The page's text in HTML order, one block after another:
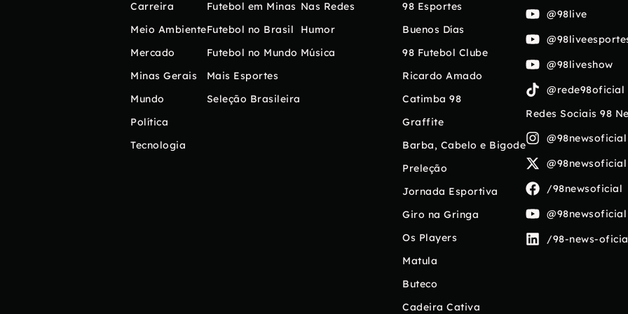
Carreira
Meio Ambiente
Mercado
Minas Gerais
Mundo
Política
Tecnologia
Futebol em Minas
Futebol no Brasil
Futebol no Mundo
Mais Esportes
Seleção Brasileira
Nas Redes
Humor
Música
98 Esportes
Buenos Días
98 Futebol Clube
Ricardo Amado
Catimba 98
Graffite
Barba, Cabelo e Bigode
Preleção
Jornada Esportiva
Giro na Gringa
Os Players
Matula
Buteco
Cadeira Cativa
@98live
@98liveshow
@rede98oficial
Redes Sociais 98
@98newsoficial
@98newsoficial
/98newsoficial
@98newsoficial
/98-news-